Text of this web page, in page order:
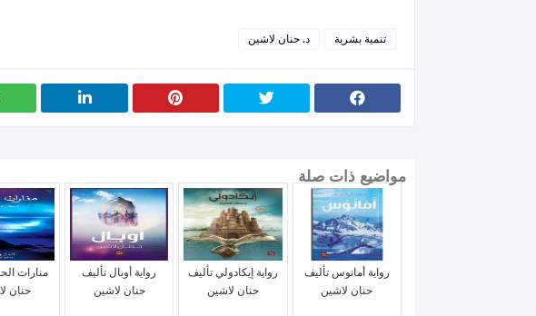
تنمية بشرية د. حنان لاشين
مواضيع ذات صلة
رواية أمانوس تأليف
حنان لاشين
رواية إيكادولي تأليف
حنان لاشين
رواية أوبال تأليف
حنان لاشين
منارات
حنان